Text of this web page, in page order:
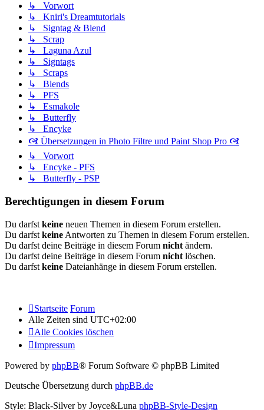
↳ Vorwort
↳ Kniri's Dreamtutorials
↳ Signtag & Blend
↳ Scrap
↳ Laguna Azul
↳ Signtags
↳ Scraps
↳ Blends
↳ PFS
↳ Esmakole
↳ Butterfly
↳ Encyke
🙧 Übersetzungen in Photo Filtre und Paint Shop Pro 🙧
↳ Vorwort
↳ Encyke - PFS
↳ Butterfly - PSP
Berechtigungen in diesem Forum
Du darfst keine neuen Themen in diesem Forum erstellen.
Du darfst keine Antworten zu Themen in diesem Forum erstellen.
Du darfst deine Beiträge in diesem Forum nicht ändern.
Du darfst deine Beiträge in diesem Forum nicht löschen.
Du darfst keine Dateianhänge in diesem Forum erstellen.
Startseite Forum
Alle Zeiten sind UTC+02:00
Alle Cookies löschen
Impressum
Powered by phpBB® Forum Software © phpBB Limited
Deutsche Übersetzung durch phpBB.de
Style: Black-Silver by Joyce&Luna phpBB-Style-Design